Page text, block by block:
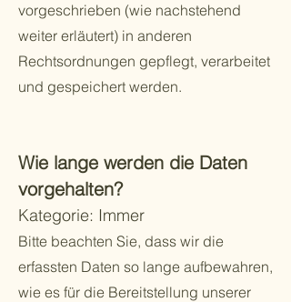
vorgeschrieben (wie nachstehend
weiter erläutert) in anderen
Rechtsordnungen gepflegt, verarbeitet
und gespeichert werden.
Wie lange werden die Daten
vorgehalten?
Kategorie: Immer
Bitte beachten Sie, dass wir die
erfassten Daten so lange aufbewahren,
wie es für die Bereitstellung unserer